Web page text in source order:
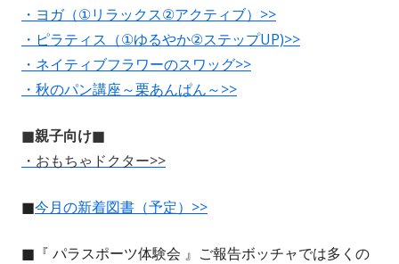
・ヨガ（①リラックス②アクティブ）>>
・ピラティス（①ゆるやか②ステップUP)>>
・ネイティブフラワーのスワッグ>>
・秋のパン講座～栗あんぱん～>>
■親子向け■
・ おもちゃドクター>>
■今月の新着図書（予定）>>
■『 パラスポーツ体験会 』ご報告ボッチャでは多くの